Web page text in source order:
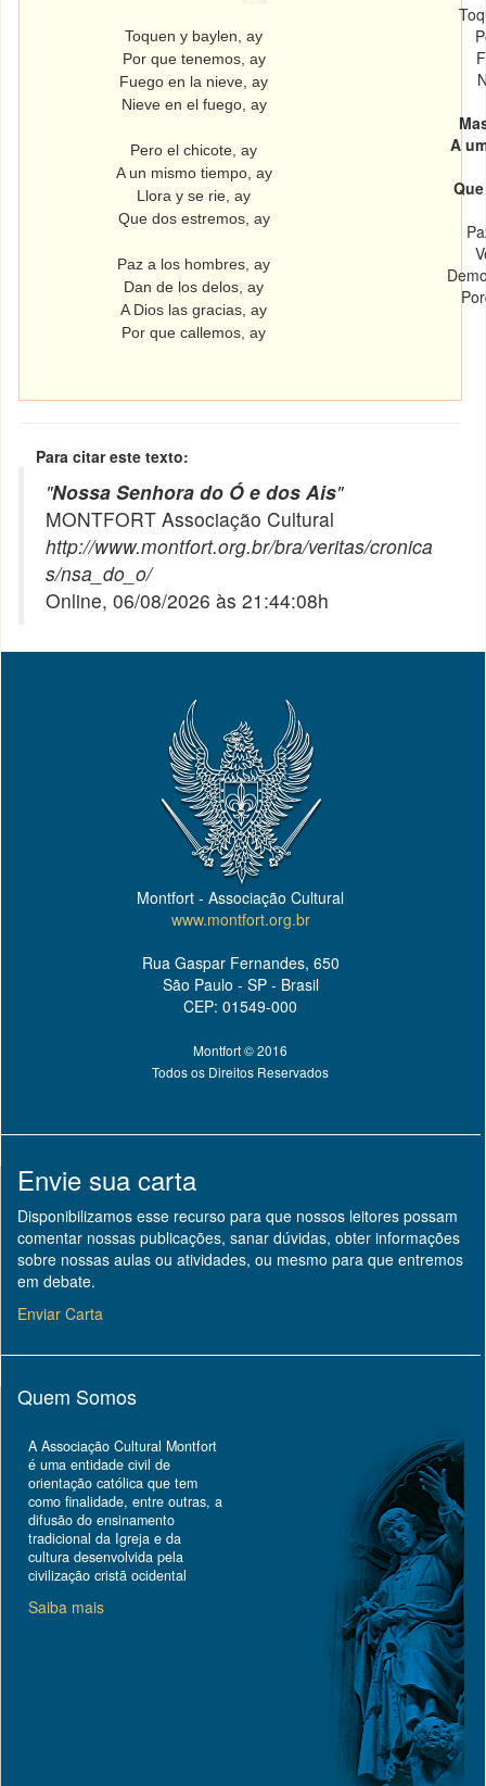
Toquen y baylen, ay
Por que tenemos, ay
Fuego en la nieve, ay
Nieve en el fuego, ay
Pero el chicote, ay
A un mismo tiempo, ay
Llora y se rie, ay
Que dos estremos, ay
Paz a los hombres, ay
Dan de los delos, ay
A Dios las gracias, ay
Por que callemos, ay
A
Para citar este texto:
"Nossa Senhora do Ó e dos Ais"
MONTFORT Associação Cultural
http://www.montfort.org.br/bra/veritas/cronica
s/nsa_do_o/
Online, 06/08/2026 às 21:44:08h
Montfort - Associação Cultural
www.montfort.org.br
Rua Gaspar Fernandes, 650
São Paulo - SP - Brasil
CEP: 01549-000
Montfort © 2016
Todos os Direitos Reservados
Envie sua carta
Disponibilizamos esse recurso para que nossos leitores possam
comentar nossas publicações, sanar dúvidas, obter informações
sobre nossas aulas ou atividades, ou mesmo para que entremos
em debate.
Enviar Carta
Quem Somos
A Associação Cultural Montfort
é uma entidade civil de
orientação católica que tem
como finalidade, entre outras, a
difusão do ensinamento
tradicional da Igreja e da
cultura desenvolvida pela
civilização cristã ocidental
Saiba mais